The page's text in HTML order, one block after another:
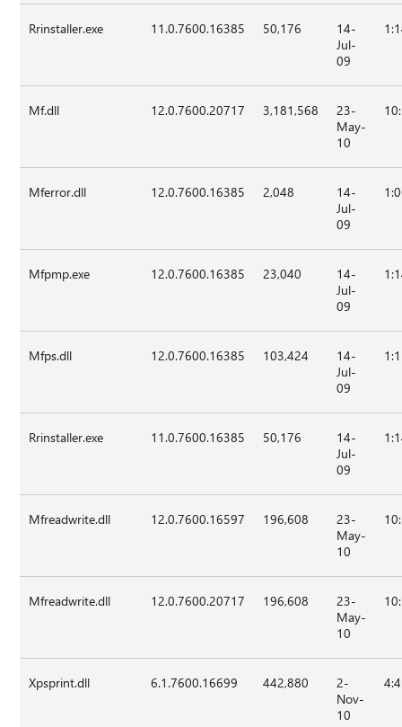
Rrinstaller.exe 11.0.7600.16385 50,176
14-
Jul-
09
Mf.dll 12.0.7600.20717 3,181,568
23-
May-
10
Mferror.dll 12.0.7600.16385 2,048
14-
Jul-
09
Mfpmp.exe 12.0.7600.16385 23,040
14-
Jul-
09
Mfps.dll 12.0.7600.16385 103,424
14-
Jul-
09
Rrinstaller.exe 11.0.7600.16385 50,176
14-
Jul-
09
Mfreadwrite.dll 12.0.7600.16597 196,608
23-
May-
10
Mfreadwrite.dll 12.0.7600.20717 196,608
23-
May-
10
Xpsprint.dll 6.1.7600.16699 442,880
2-
Nov-
10